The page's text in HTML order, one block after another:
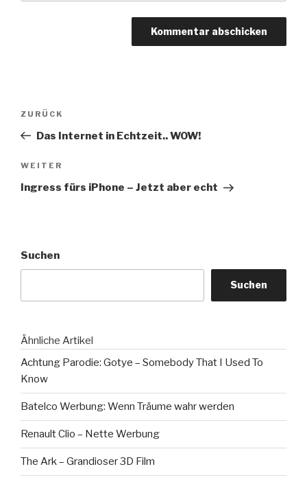
Beitragsnavigation
Vorheriger
Beitrag
ZURÜCK
Das Internet in Echtzeit.. WOW!
Nächster
Beitrag
WEITER
Ingress fürs iPhone – Jetzt aber echt
Suchen
Suchen
Ähnliche Artikel
Achtung Parodie: Gotye – Somebody That I Used To
Know
Batelco Werbung: Wenn Träume wahr werden
Renault Clio – Nette Werbung
The Ark – Grandioser 3D Film